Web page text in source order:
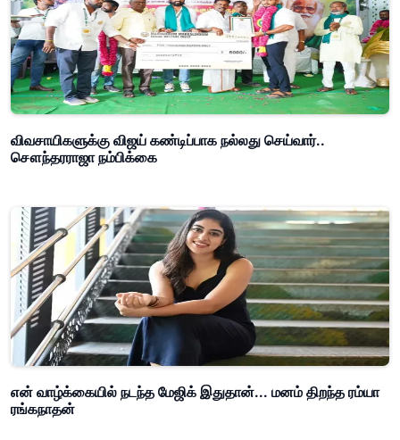
விவசாயிகளுக்கு விஜய் கண்டிப்பாக நல்லது செய்வார்..
சௌந்தரராஜா நம்பிக்கை
என் வாழ்க்கையில் நடந்த மேஜிக் இதுதான்... மனம் திறந்த ரம்யா
ரங்கநாதன்